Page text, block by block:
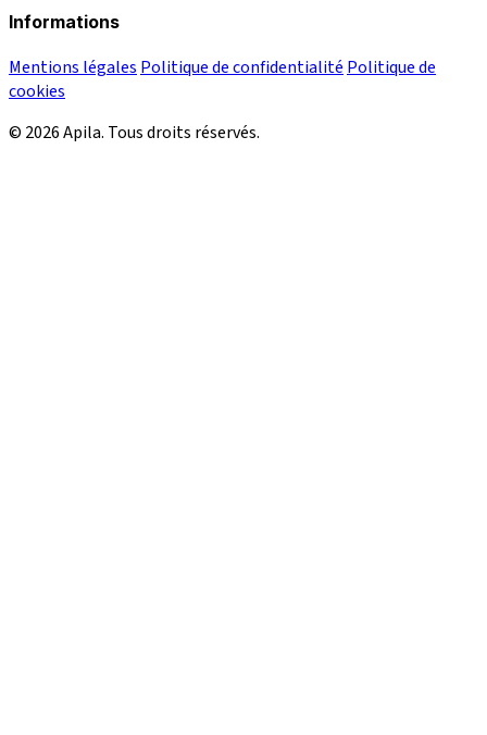
Informations
Mentions légales Politique de confidentialité Politique de
cookies
© 2026 Apila. Tous droits réservés.